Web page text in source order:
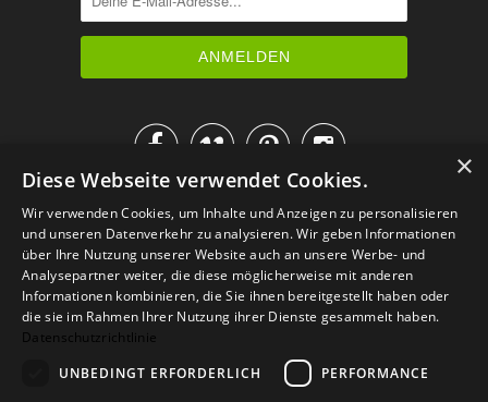

IM KATALOG BLÄTTERN
×
Diese Webseite verwendet Cookies.
Wir verwenden Cookies, um Inhalte und Anzeigen zu personalisieren
und unseren Datenverkehr zu analysieren. Wir geben Informationen
über Ihre Nutzung unserer Website auch an unsere Werbe- und
Analysepartner weiter, die diese möglicherweise mit anderen
Informationen kombinieren, die Sie ihnen bereitgestellt haben oder
die sie im Rahmen Ihrer Nutzung ihrer Dienste gesammelt haben.
Datenschutzrichtlinie
UNBEDINGT ERFORDERLICH
PERFORMANCE